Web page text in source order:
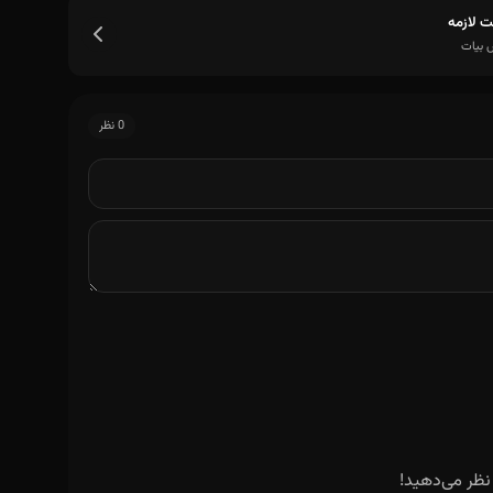
لازمه
بیات
0 نظر
نظر می‌دهید!